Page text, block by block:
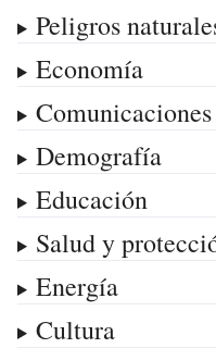
Peligros
Economía
Demografía
Educación
Salud y
Energía
Cultura